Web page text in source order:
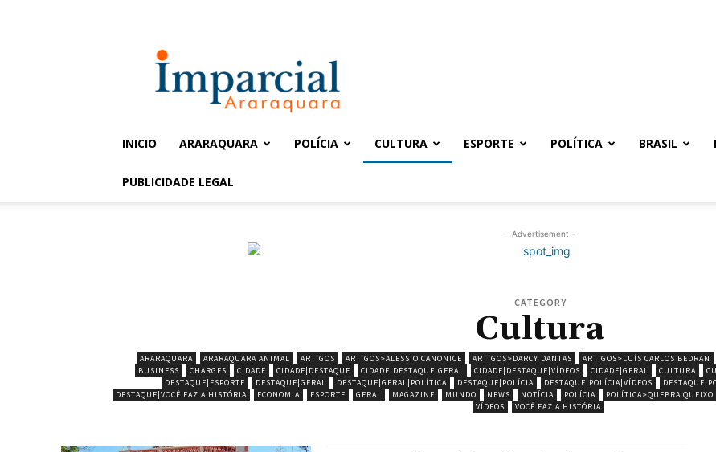
Imparcial
INICIO ARARAQUARA POLÍCIA CULTURA ESPORTE POLÍTICA BRASIL
PUBLICIDADE LEGAL
- Advertisement -
CATEGORY
Cultura
ARARAQUARA ARARAQUARA ANIMAL ARTIGOS ARTIGOS>ALESSIO CANONICE ARTIGOS>DARCY DANTAS ARTIGOS>LUÍS CARLOS BEDRAN
BUSINESS
CHARGES CIDADE CIDADE|DESTAQUE CIDADE|DESTAQUE|GERAL CIDADE|DESTAQUE|VÍDEOS CIDADE|GERAL CULTURA
DESTAQUE|ESPORTE
DESTAQUE|GERAL DESTAQUE|GERAL|POLÍTICA DESTAQUE|POLÍCIA DESTAQUE|POLÍCIA|VÍDEOS
DESTAQUE|VOCÊ FAZ A HISTÓRIA
ECONOMIA ESPORTE GERAL MAGAZINE MUNDO NEWS NOTÍCIA POLÍCIA POLÍTICA>QUEBRA QUEIXO
VÍDEOS
VOCÊ FAZ A HISTÓRIA